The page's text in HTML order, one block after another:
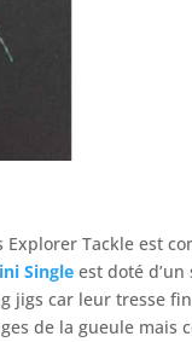
Explorer Tackle est
Single est doté
jigs car leur tresse
de la gueule mais